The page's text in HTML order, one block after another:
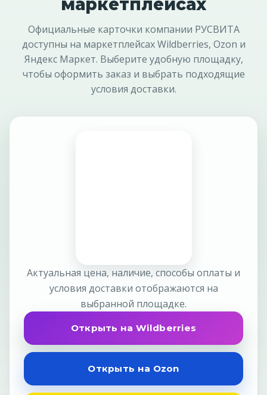
маркетплейсах
Официальные карточки компании РУСВИТА
доступны на маркетплейсах Wildberries, Ozon и
Яндекс Маркет. Выберите удобную площадку,
чтобы оформить заказ и выбрать подходящие
условия доставки.
Актуальная цена, наличие, способы оплаты и
условия доставки отображаются на
выбранной площадке.
Открыть на Wildberries
Открыть на Ozon